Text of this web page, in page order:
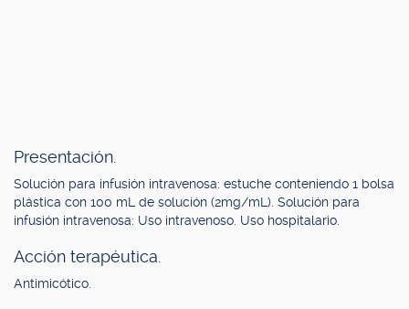
Presentación.
Solución para infusión intravenosa: estuche conteniendo 1 bolsa
plástica con 100 mL de solución (2mg/mL). Solución para
infusión intravenosa: Uso intravenoso. Uso hospitalario.
Acción terapéutica.
Antimicótico.